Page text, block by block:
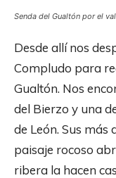
Senda del Gualtón por el
Desde allí nos
Compludo para
Gualtón. Nos
del Bierzo y una
de León. Sus más
paisaje rocoso
ribera la hacen